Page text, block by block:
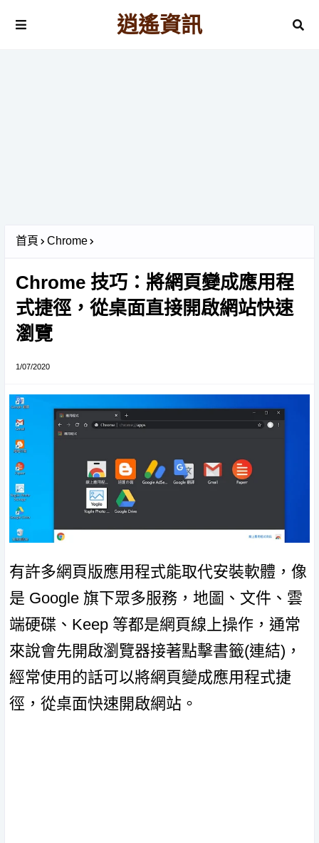
逍遙資訊
首頁 Chrome
Chrome 技巧：將網頁變成應用程
式捷徑，從桌面直接開啟網站快速
瀏覽
1/07/2020
有許多網頁版應用程式能取代安裝軟體，像
是 Google 旗下眾多服務，地圖、文件、雲
端硬碟、Keep 等都是網頁線上操作，通常
來說會先開啟瀏覽器接著點擊書籤(連結)，
經常使用的話可以將網頁變成應用程式捷
徑，從桌面快速開啟網站。